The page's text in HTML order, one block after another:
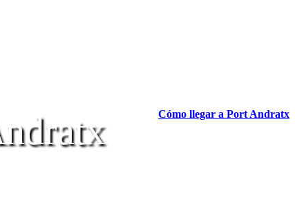
Cómo llegar a Port Andratx